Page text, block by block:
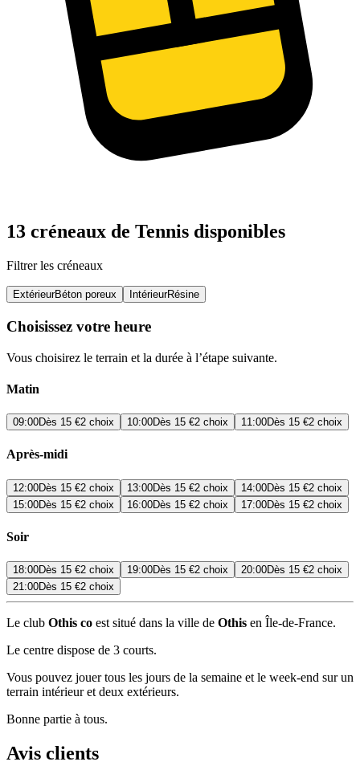
13 créneaux de Tennis disponibles
Filtrer les créneaux
ExtérieurBéton poreux IntérieurRésine
Choisissez votre heure
Vous choisirez le terrain et la durée à l’étape suivante.
Matin
09:00Dès 15 €2 choix 10:00Dès 15 €2 choix 11:00Dès 15 €2 choix
Après-midi
12:00Dès 15 €2 choix 13:00Dès 15 €2 choix 14:00Dès 15 €2 choix
15:00Dès 15 €2 choix 16:00Dès 15 €2 choix 17:00Dès 15 €2 choix
Soir
18:00Dès 15 €2 choix 19:00Dès 15 €2 choix 20:00Dès 15 €2 choix
21:00Dès 15 €2 choix
Le club Othis co est situé dans la ville de Othis en Île-de-France.
Le centre dispose de 3 courts.
Vous pouvez jouer tous les jours de la semaine et le week-end sur un
terrain intérieur et deux extérieurs.
Bonne partie à tous.
Avis clients